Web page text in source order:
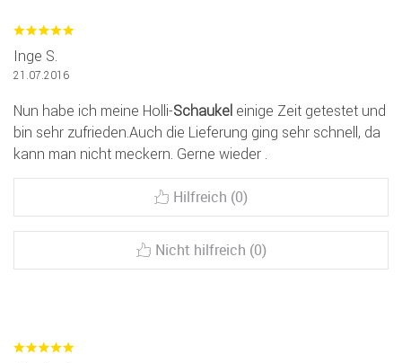
Inge S.
21.07.2016
Nun habe ich meine Holli-Schaukel einige Zeit getestet und
bin sehr zufrieden.Auch die Lieferung ging sehr schnell, da
kann man nicht meckern. Gerne wieder .
Hilfreich (0)
Nicht hilfreich (0)